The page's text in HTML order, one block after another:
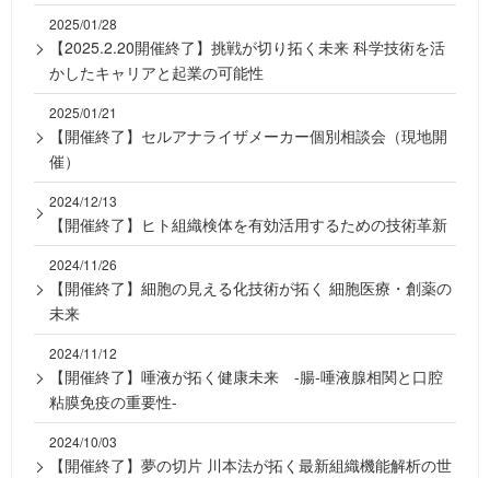
2025/01/28
【2025.2.20開催終了】挑戦が切り拓く未来 科学技術を活
かしたキャリアと起業の可能性
2025/01/21
【開催終了】セルアナライザメーカー個別相談会（現地開
催）
2024/12/13
【開催終了】ヒト組織検体を有効活用するための技術革新
2024/11/26
【開催終了】細胞の見える化技術が拓く 細胞医療・創薬の
未来
2024/11/12
【開催終了】唾液が拓く健康未来 -腸-唾液腺相関と口腔
粘膜免疫の重要性-
2024/10/03
【開催終了】夢の切片 川本法が拓く最新組織機能解析の世